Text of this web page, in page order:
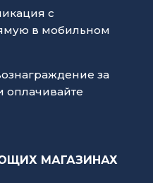
с
в мобильном
за
оплачивайте
МАГАЗИНАХ